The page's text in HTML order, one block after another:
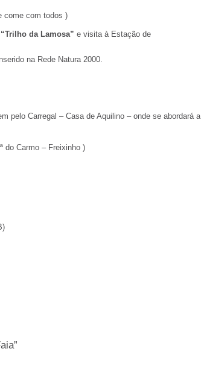
come com todos )
“Trilho da Lamosa” e visita à Estação de
na Rede Natura 2000.
pelo Carregal – Casa de Aquilino – onde se abordará a
do Carmo – Freixinho )